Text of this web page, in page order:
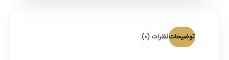
توضیحاتنظرات (0)